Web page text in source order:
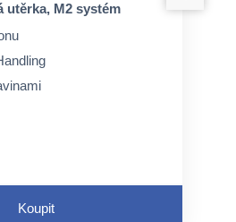
utěrka, M2 systém
Koupit